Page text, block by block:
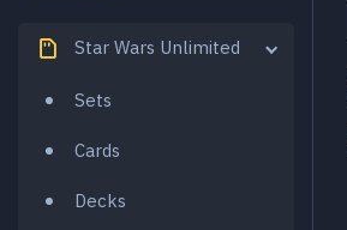
Star Wars Unlimited
Sets
Cards
Decks